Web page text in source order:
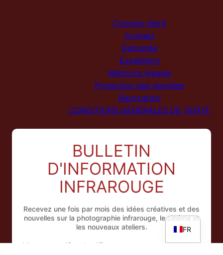
Compte client
Contact
Demande
Expédition
Mentions légales
Protection des données
Révocation
CONDITIONS GÉNÉRALES DE VENTE
BULLETIN
D'INFORMATION
INFRAROUGE
Recevez une fois par mois des idées créatives et des
nouvelles sur la photographie infrarouge, le cinéma et
les nouveaux ateliers.
Votre nom (facultatif)
FR
DE